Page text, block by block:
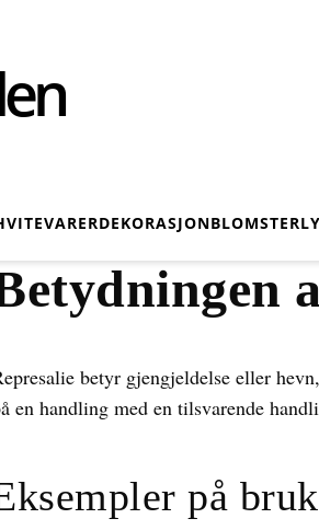
DEKORASJONBLOMSTER
betyr gjengjeldelse eller
en handling med en tilsvarende
på bruk